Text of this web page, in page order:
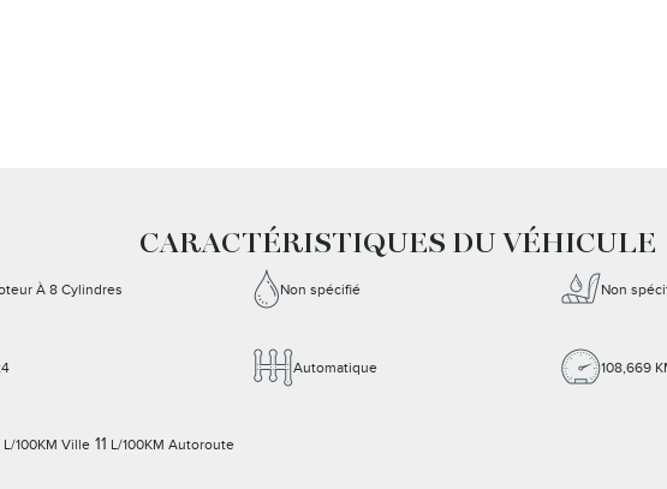
CARACTÉRISTIQUES DU VÉHICULE
À 8 Cylindres Non spécifié Non
Automatique 108,669
L/100KM Ville 11 L/100KM Autoroute